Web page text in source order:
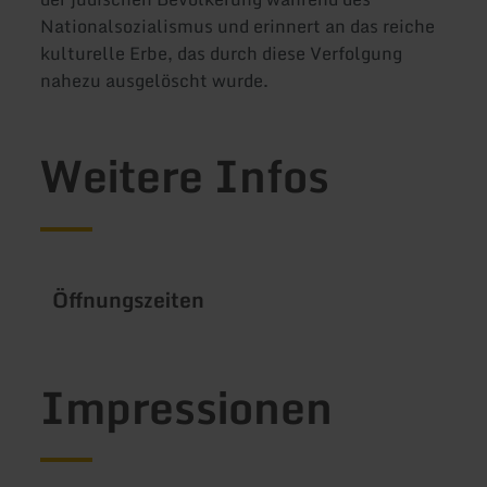
Nationalsozialismus und erinnert an das reiche
kulturelle Erbe, das durch diese Verfolgung
nahezu ausgelöscht wurde.
Weitere Infos
Öffnungszeiten
Impressionen